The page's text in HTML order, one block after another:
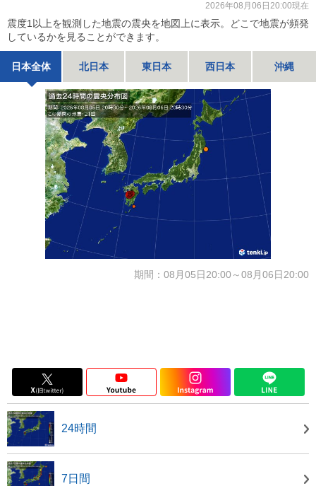
2026年08月06日20:00現在
震度1以上を観測した地震の震央を地図上に表示。どこで地震が頻発
しているかを見ることができます。
日本全体 北日本 東日本 西日本 沖縄
期間：08月05日20:00～08月06日20:00
24時間
7日間